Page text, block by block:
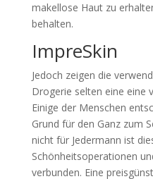
makellose Haut zu
behalten.
ImpreSkin
Jedoch zeigen die
Drogerie selten eine eine
Einige der Menschen
Grund für den Ganz zum
nicht für Jedermann ist
Schönheitsoperationen
verbunden. Eine